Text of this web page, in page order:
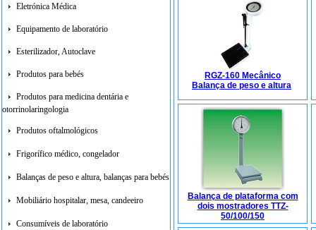
Eletrónica Médica
Equipamento de laboratório
Esterilizador, Autoclave
Produtos para bebés
Produtos para medicina dentária e
otorrinolaringologia
Produtos oftalmológicos
Frigorífico médico, congelador
Balanças de peso e altura, balanças para bebés
Mobiliário hospitalar, mesa, candeeiro
Consumíveis de laboratório
RGZ-160 Mecânico
Balança de peso e altura
Balança de plataforma com
dois mostradores TTZ-
50/100/150